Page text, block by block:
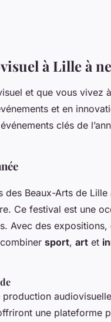
à Lille à
et que vous vivez
et en
clés de
Beaux-Arts de
Ce festival est une
Avec des
sport, art et
une plateforme